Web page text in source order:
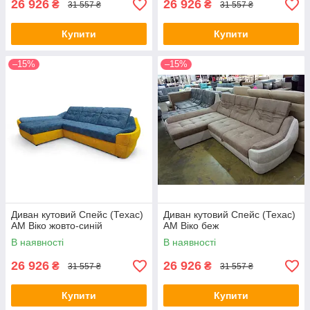
26 926 ₴ 31 557 ₴
Купити
26 926 ₴ 31 557 ₴
Купити
–15%
Диван кутовий Спейс (Техас)
АМ Віко жовто-синій
В наявності
26 926 ₴ 31 557 ₴
Купити
–15%
Диван кутовий Спейс (Техас)
АМ Віко беж
В наявності
26 926 ₴ 31 557 ₴
Купити